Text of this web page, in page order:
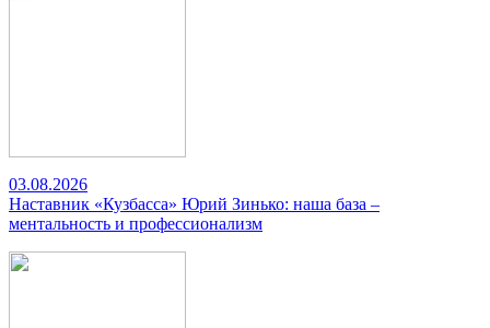
03.08.2026
Наставник «Кузбасса» Юрий Зинько: наша база –
ментальность и профессионализм